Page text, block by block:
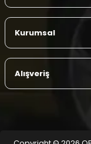
Kurumsal
Alışveriş